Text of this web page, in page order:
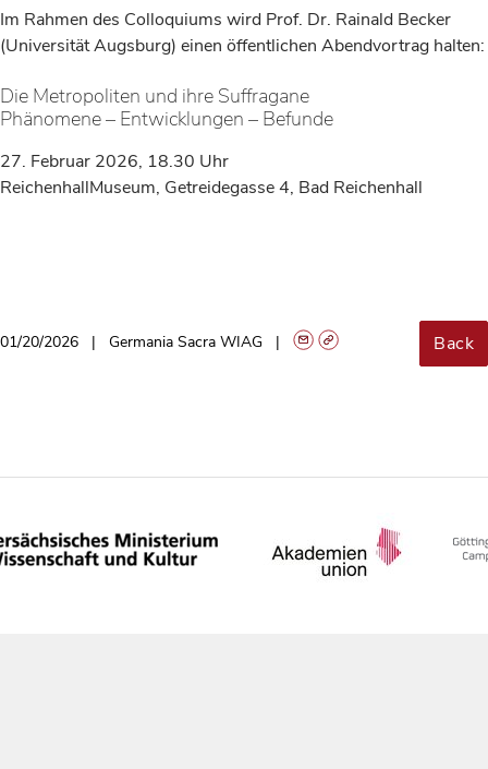
Im Rahmen des Colloquiums wird Prof. Dr. Rainald Becker
(Universität Augsburg) einen öffentlichen Abendvortrag halten:
Die Metropoliten und ihre Suffragane
Phänomene – Entwicklungen – Befunde
27. Februar 2026, 18.30 Uhr
ReichenhallMuseum, Getreidegasse 4, Bad Reichenhall
01/20/2026 Germania Sacra WIAG Back